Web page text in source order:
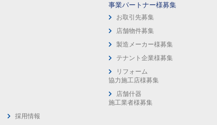
事業パートナー様募集
お取引先募集
店舗物件募集
製造メーカー様募集
テナント企業様募集
リフォーム
協力施工店様募集
店舗什器
施工業者様募集
採用情報